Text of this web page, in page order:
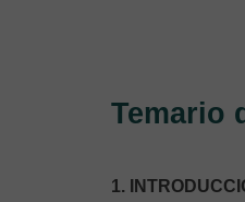
Temario
1.